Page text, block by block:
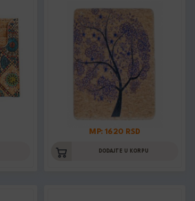
MP: 1620 RSD
DODAJTE U KORPU